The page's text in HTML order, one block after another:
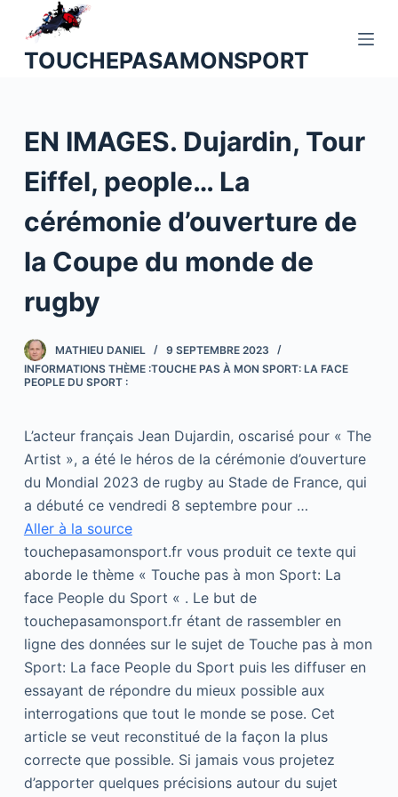
o
n
e
u
TOUCHEPASAMONSPORT
EN IMAGES. Dujardin, Tour
Eiffel, people… La
cérémonie d’ouverture de
la Coupe du monde de
rugby
MATHIEU DANIEL
9 SEPTEMBRE 2023
INFORMATIONS THÈME :TOUCHE PAS À MON SPORT: LA FACE
PEOPLE DU SPORT :
L’acteur français Jean Dujardin, oscarisé pour « The
Artist », a été le héros de la cérémonie d’ouverture
du Mondial 2023 de rugby au Stade de France, qui
a débuté ce vendredi 8 septembre pour …
Aller à la source
touchepasamonsport.fr vous produit ce texte qui
aborde le thème « Touche pas à mon Sport: La
face People du Sport « . Le but de
touchepasamonsport.fr étant de rassembler en
ligne des données sur le sujet de Touche pas à mon
Sport: La face People du Sport puis les diffuser en
essayant de répondre du mieux possible aux
interrogations que tout le monde se pose. Cet
article se veut reconstitué de la façon la plus
correcte que possible. Si jamais vous projetez
d’apporter quelques précisions autour du sujet